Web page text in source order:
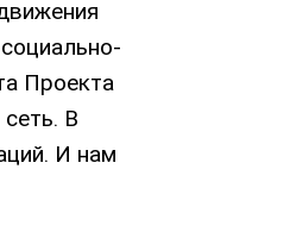
Проекта
В
И нам